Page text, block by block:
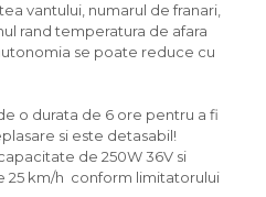
vantului, numarul de franari,
rand temperatura de afara
se poate reduce cu
o durata de 6 ore pentru a fi
si este detasabil!
de 250W 36V si
25 km/h conform limitatorului